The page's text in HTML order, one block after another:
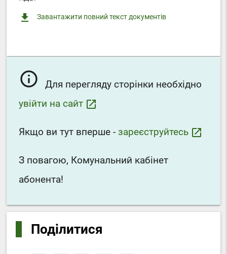
file_download Завантажити повний текст документів
info_outline
Для перегляду сторінки необхідно
увійти на сайт launch
Якщо ви тут вперше - зареєструйтесь launch
З повагою, Комунальний кабінет
абонента!
Поділитися